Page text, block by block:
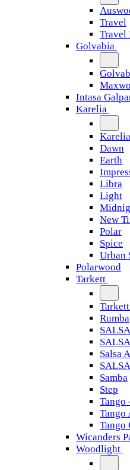
Travel
Travel
Golvabia
Intasa
Karelia
Karelia
Dawn
Earth
Libra
Light
New
Polar
Spice
Urban
Polarwood
Tarkett
Tarkett
Rumba
Salsa
Samba
Step
Tango
Tango
Tango
Wicanders
Woodlight